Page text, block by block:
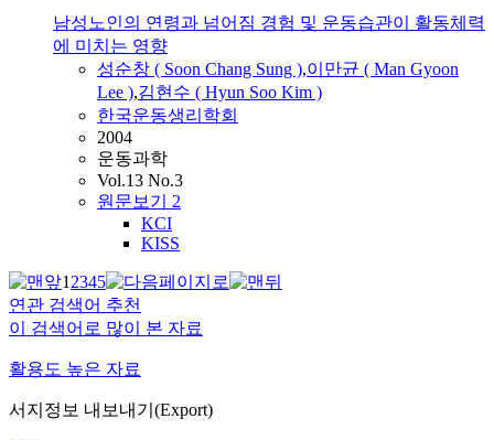
남성노인의 연령과 넘어짐 경험 및 운동습관이 활동체력
에 미치는 영향
성순창 ( Soon Chang Sung ),이만균 ( Man Gyoon
Lee ),김현수 ( Hyun Soo Kim )
한국운동생리학회
2004
운동과학
Vol.13 No.3
원문보기 2
KCI
KISS
12345
연관 검색어 추천
이 검색어로 많이 본 자료
활용도 높은 자료
서지정보 내보내기(Export)